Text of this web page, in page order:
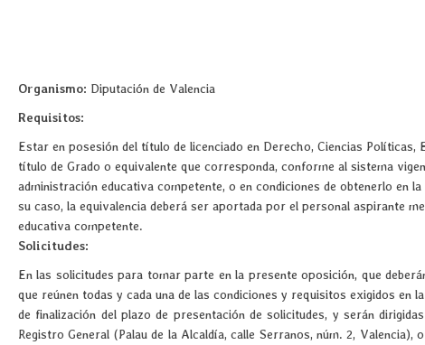
Organismo: Diputación de Valencia
Requisitos:
Estar en posesión del título de licenciado en Derecho, Ciencias
título de Grado o equivalente que corresponda, conforme al sistema
administración educativa competente, o en condiciones de obtenerlo en
su caso, la equivalencia deberá ser aportada por el personal aspirante
educativa competente.
Solicitudes:
En las solicitudes para tomar parte en la presente oposición, que
que reúnen todas y cada una de las condiciones y requisitos exigidos en
de finalización del plazo de presentación de solicitudes, y serán
Registro General (Palau de la Alcaldía, calle Serranos, núm. 2,